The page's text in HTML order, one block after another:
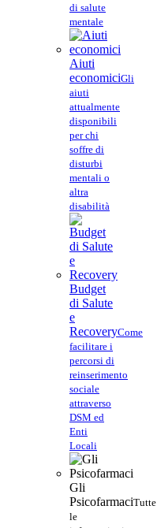
di salute
mentale
Aiuti
economiciGli
aiuti
attualmente
disponibili
per chi
soffre di
disturbi
mentali o
altra
disabilità
Budget
di Salute
e
RecoveryCome
facilitare i
percorsi di
reinserimento
sociale
attraverso
DSM ed
Enti
Locali
Gli
PsicofarmaciTutte
le